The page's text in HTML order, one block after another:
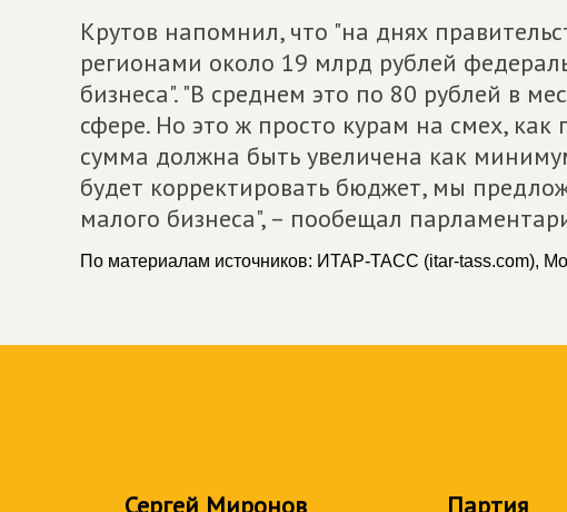
Крутов напомнил, что "на днях
регионами около 19 млрд рублей
бизнеса". "В среднем это по 80 рублей в
сфере. Но это ж просто курам на смех, как
сумма должна быть увеличена как
будет корректировать бюджет, мы
малого бизнеса", – пообещал
По материалам источников: ИТАР-ТАСС (itar-tass.com),
Сергей Миронов Партия